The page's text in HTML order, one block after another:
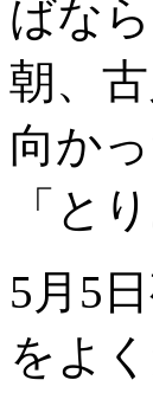
ばな
朝、
向か
「と
5月5
をよ